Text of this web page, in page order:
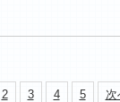
2 3 4 5